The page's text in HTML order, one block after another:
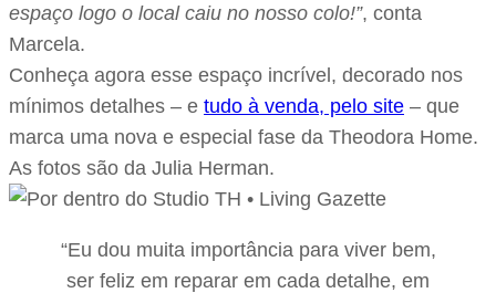
espaço logo o local caiu no nosso colo!”, conta
Marcela.
Conheça agora esse espaço incrível, decorado nos
mínimos detalhes – e tudo à venda, pelo site – que
marca uma nova e especial fase da Theodora Home.
As fotos são da Julia Herman.
“Eu dou muita importância para viver bem,
ser feliz em reparar em cada detalhe, em